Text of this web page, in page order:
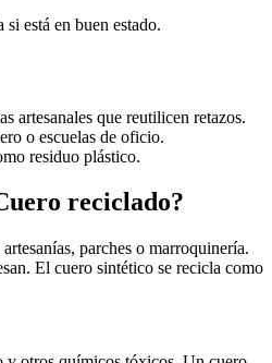
si está en buen estado.
artesanales que reutilicen retazos.
o escuelas de oficio.
residuo plástico.
reciclado?
parches o marroquinería.
El cuero sintético se recicla como